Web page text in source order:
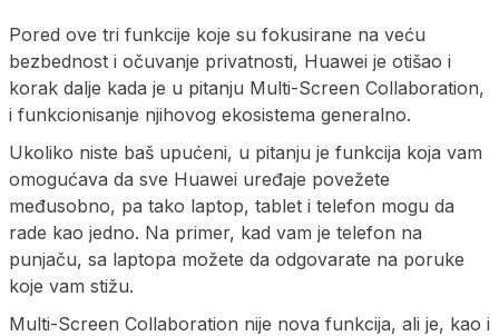
Pored ove tri funkcije koje su fokusirane na veću
bezbednost i očuvanje privatnosti, Huawei je otišao i
korak dalje kada je u pitanju Multi-Screen Collaboration,
i funkcionisanje njihovog ekosistema generalno.
Ukoliko niste baš upućeni, u pitanju je funkcija koja vam
omogućava da sve Huawei uređaje povežete
međusobno, pa tako laptop, tablet i telefon mogu da
rade kao jedno. Na primer, kad vam je telefon na
punjaču, sa laptopa možete da odgovarate na poruke
koje vam stižu.
Multi-Screen Collaboration nije nova funkcija, ali je, kao i